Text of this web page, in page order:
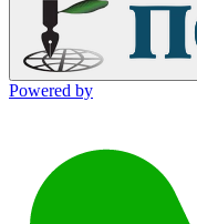
Powered by